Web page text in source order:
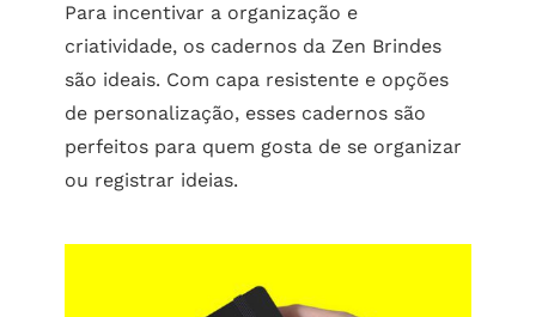
Para incentivar a organização e
criatividade, os cadernos da Zen Brindes
são ideais. Com capa resistente e opções
de personalização, esses cadernos são
perfeitos para quem gosta de se organizar
ou registrar ideias.